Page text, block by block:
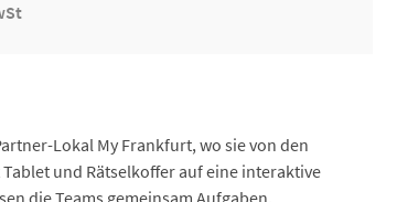
Lokal My Frankfurt, wo sie von den
und Rätselkoffer auf eine interaktive
die Teams gemeinsam Aufgaben,